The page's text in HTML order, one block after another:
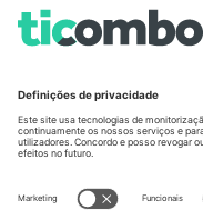
Germany
Unter den Linden 24, 10117